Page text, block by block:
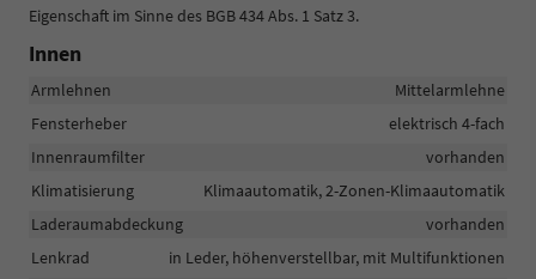
Eigenschaft im Sinne des BGB 434 Abs. 1 Satz 3.
Innen
Armlehnen
Mittelarmlehne
Fensterheber
elektrisch 4-fach
Innenraumfilter
vorhanden
Klimatisierung
Klimaautomatik, 2-Zonen-Klimaautomatik
Laderaumabdeckung
vorhanden
Lenkrad
in Leder, höhenverstellbar, mit Multifunktionen